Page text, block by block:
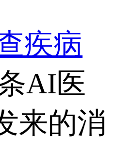
疾病
AI医
来的消